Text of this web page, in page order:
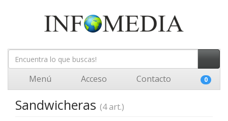
Menú Acceso Contacto 0
Sandwicheras (4 art.)